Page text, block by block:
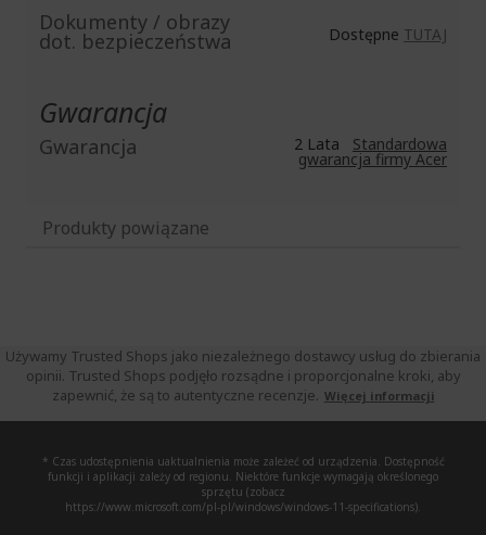
Dokumenty / obrazy
dot. bezpieczeństwa Dostępne TUTAJ
Gwarancja
Gwarancja 2 Lata Standardowa
gwarancja firmy Acer
Produkty powiązane
Używamy Trusted Shops jako niezależnego dostawcy usług do zbierania
opinii. Trusted Shops podjęło rozsądne i proporcjonalne kroki, aby
zapewnić, że są to autentyczne recenzje. Więcej informacji
* Czas udostępnienia uaktualnienia może zależeć od urządzenia. Dostępność
funkcji i aplikacji zależy od regionu. Niektóre funkcje wymagają określonego
sprzętu (zobacz
https://www.microsoft.com/pl-pl/windows/windows-11-specifications).